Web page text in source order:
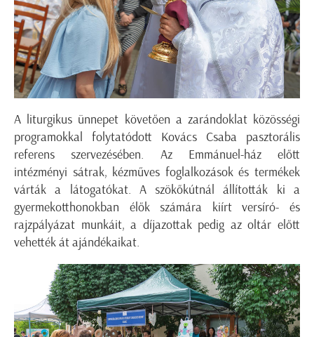
A liturgikus ünnepet követően a zarándoklat közösségi
programokkal folytatódott Kovács Csaba pasztorális
referens szervezésében. Az Emmánuel-ház előtt
intézményi sátrak, kézműves foglalkozások és termékek
várták a látogatókat. A szökőkútnál állították ki a
gyermekotthonokban élők számára kiírt versíró- és
rajzpályázat munkáit, a díjazottak pedig az oltár előtt
vehették át ajándékaikat.